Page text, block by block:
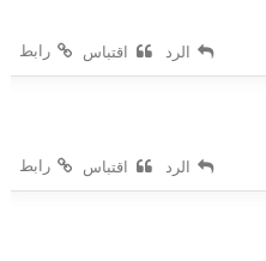
رابط
الرد اقتباس
رابط
الرد اقتباس